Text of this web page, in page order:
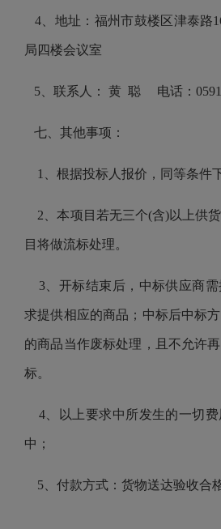
4、地址 ： 福州市鼓楼区津泰路
局四楼会议室
5、联系人： 黄 聪 电话 ：
七、其他事项：
1、根据投标人报价，同等条件
2、本项目若无三个(含)以上供
目将做流标处理。
3、开标结束后，中标供应商
求提供相应的商品；中标后中标
的商品当作废标处理，且不允许
标。
4、以上要求中所发生的一切
中；
5、付款方式：货物送达验收合